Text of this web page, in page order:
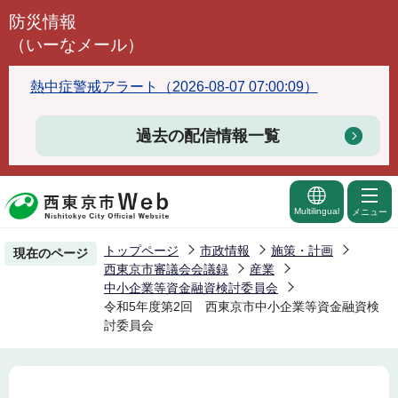
こ
頭
で
防災情報
（いーなメール）
熱中症警戒アラート（2026-08-07 07:00:09）
過去の配信情報一覧
Multilingual メニュー
現在のページ トップページ 市政情報
施策・計画
西東京市審議会会議録
産業
中小企業等資金融資検討委員会
令和5年度第2回 西東京市中小企業等資金融資検
討委員会